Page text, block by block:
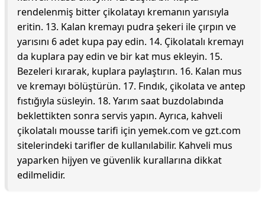
rendelenmiş bitter çikolatayı kremanın yarısıyla
eritin. 13. Kalan kremayı pudra şekeri ile çırpın ve
yarısını 6 adet kupa pay edin. 14. Çikolatalı kremayı
da kuplara pay edin ve bir kat mus ekleyin. 15.
Bezeleri kırarak, kuplara paylaştırın. 16. Kalan mus
ve kremayı bölüştürün. 17. Fındık, çikolata ve antep
fıstığıyla süsleyin. 18. Yarım saat buzdolabında
beklettikten sonra servis yapın. Ayrıca, kahveli
çikolatalı mousse tarifi için yemek.com ve gzt.com
sitelerindeki tarifler de kullanılabilir. Kahveli mus
yaparken hijyen ve güvenlik kurallarına dikkat
edilmelidir.